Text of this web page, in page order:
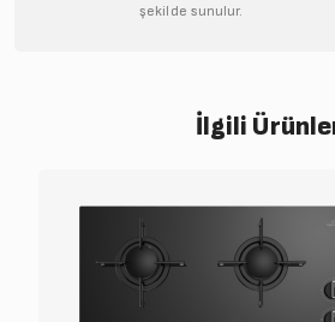
şekilde sunulur.
İlgili